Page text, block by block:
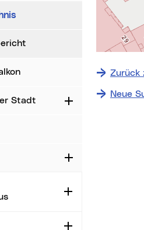
(aktueller Menüpunkt)
Stadt Aufklappen
Aufklappen
Aufklappen
Aufklappen
⇧
Zurück
Neue